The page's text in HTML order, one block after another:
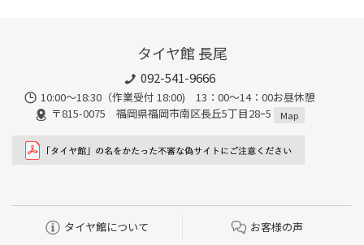
タイヤ館 長尾
092-541-9666
10:00～18:30（作業受付 18:00) 13：00～14：00お昼休憩
〒815-0075 福岡県福岡市南区長丘5丁目28ｰ5
Map
タイヤ館について お客様の声